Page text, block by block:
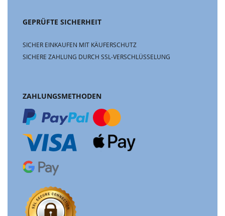
GEPRÜFTE SICHERHEIT
SICHER EINKAUFEN MIT KÄUFERSCHUTZ
SICHERE ZAHLUNG DURCH SSL-VERSCHLÜSSELUNG
ZAHLUNGSMETHODEN